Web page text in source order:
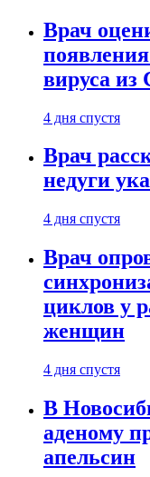
Врач
вируса
4 дня спустя
Врач
недуги
4 дня спустя
Врач
циклов у
женщин
4 дня спустя
В
аденому
апельсин